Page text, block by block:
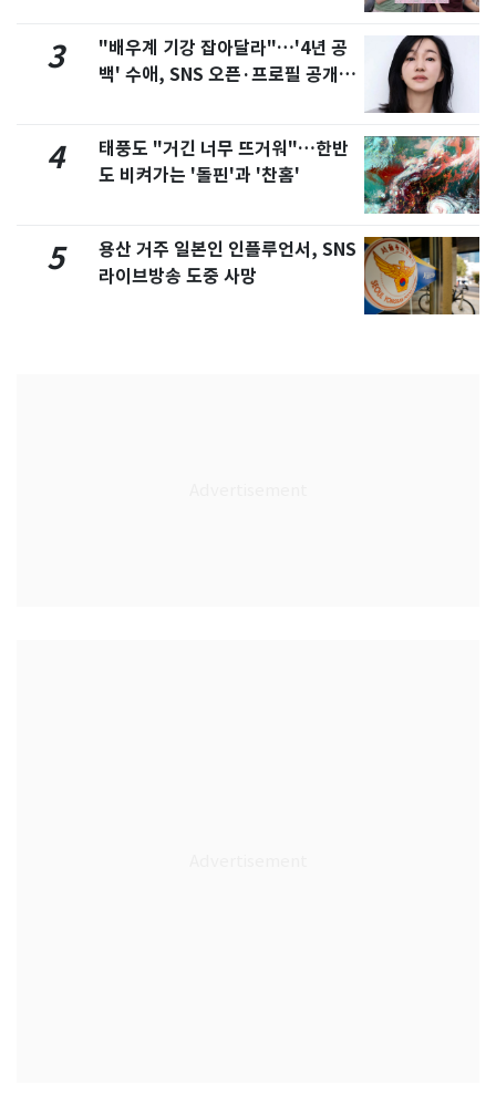
3
"배우계 기강 잡아달라"…'4년 공
백' 수애, SNS 오픈·프로필 공개
4
태풍도 "거긴 너무 뜨거워"…한반
도 비켜가는 '돌핀'과 '찬홈'
5
용산 거주 일본인 인플루언서, SNS
라이브방송 도중 사망